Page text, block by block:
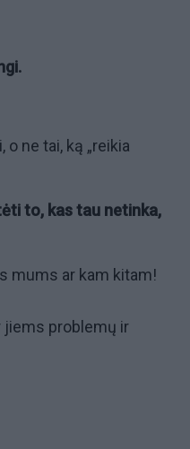
ne tai, ką „reikia
to, kas tau netinka,
mums ar kam kitam!
jiems problemų ir